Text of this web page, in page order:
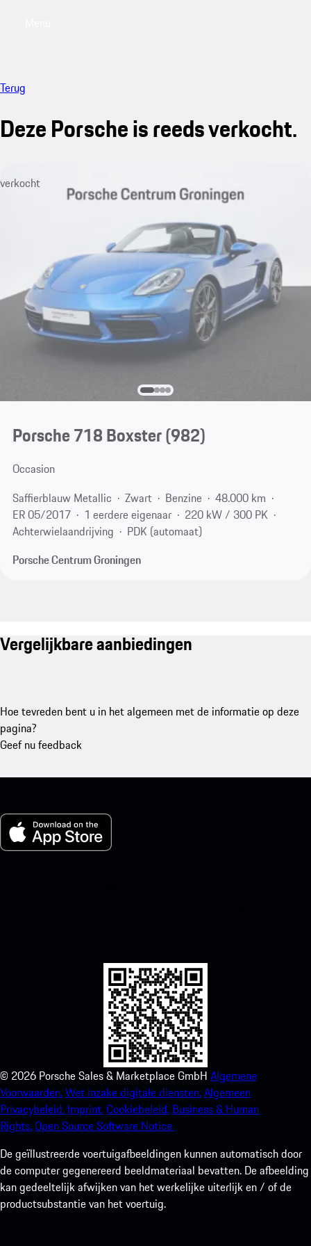
Terug
Deze Porsche is reeds verkocht.
verkocht
Porsche 718 Boxster(982)
Occasion
Saffierblauw Metallic
Zwart Benzine
48.000 km
ER 05/2017
1 eerdere eigenaar
220 kW / 300 PK
Achterwielaandrijving
PDK (automaat)
Porsche Centrum Groningen
Vergelijkbare aanbiedingen
Hoe tevreden bent u in het algemeen met de informatie op deze
pagina?
Geef nu feedback
© 2026 Porsche Sales & Marketplace GmbH Algemene
Voorwaarden.Wet inzake digitale diensten.Algemeen
Privacybeleid. Imprint.Cookiebeleid. Business & Human
Rights.Open Source Software Notice.
De geïllustreerde voertuigafbeeldingen kunnen automatisch door
de computer gegenereerd beeldmateriaal bevatten. De afbeelding
kan gedeeltelijk afwijken van het werkelijke uiterlijk en / of de
productsubstantie van het voertuig.